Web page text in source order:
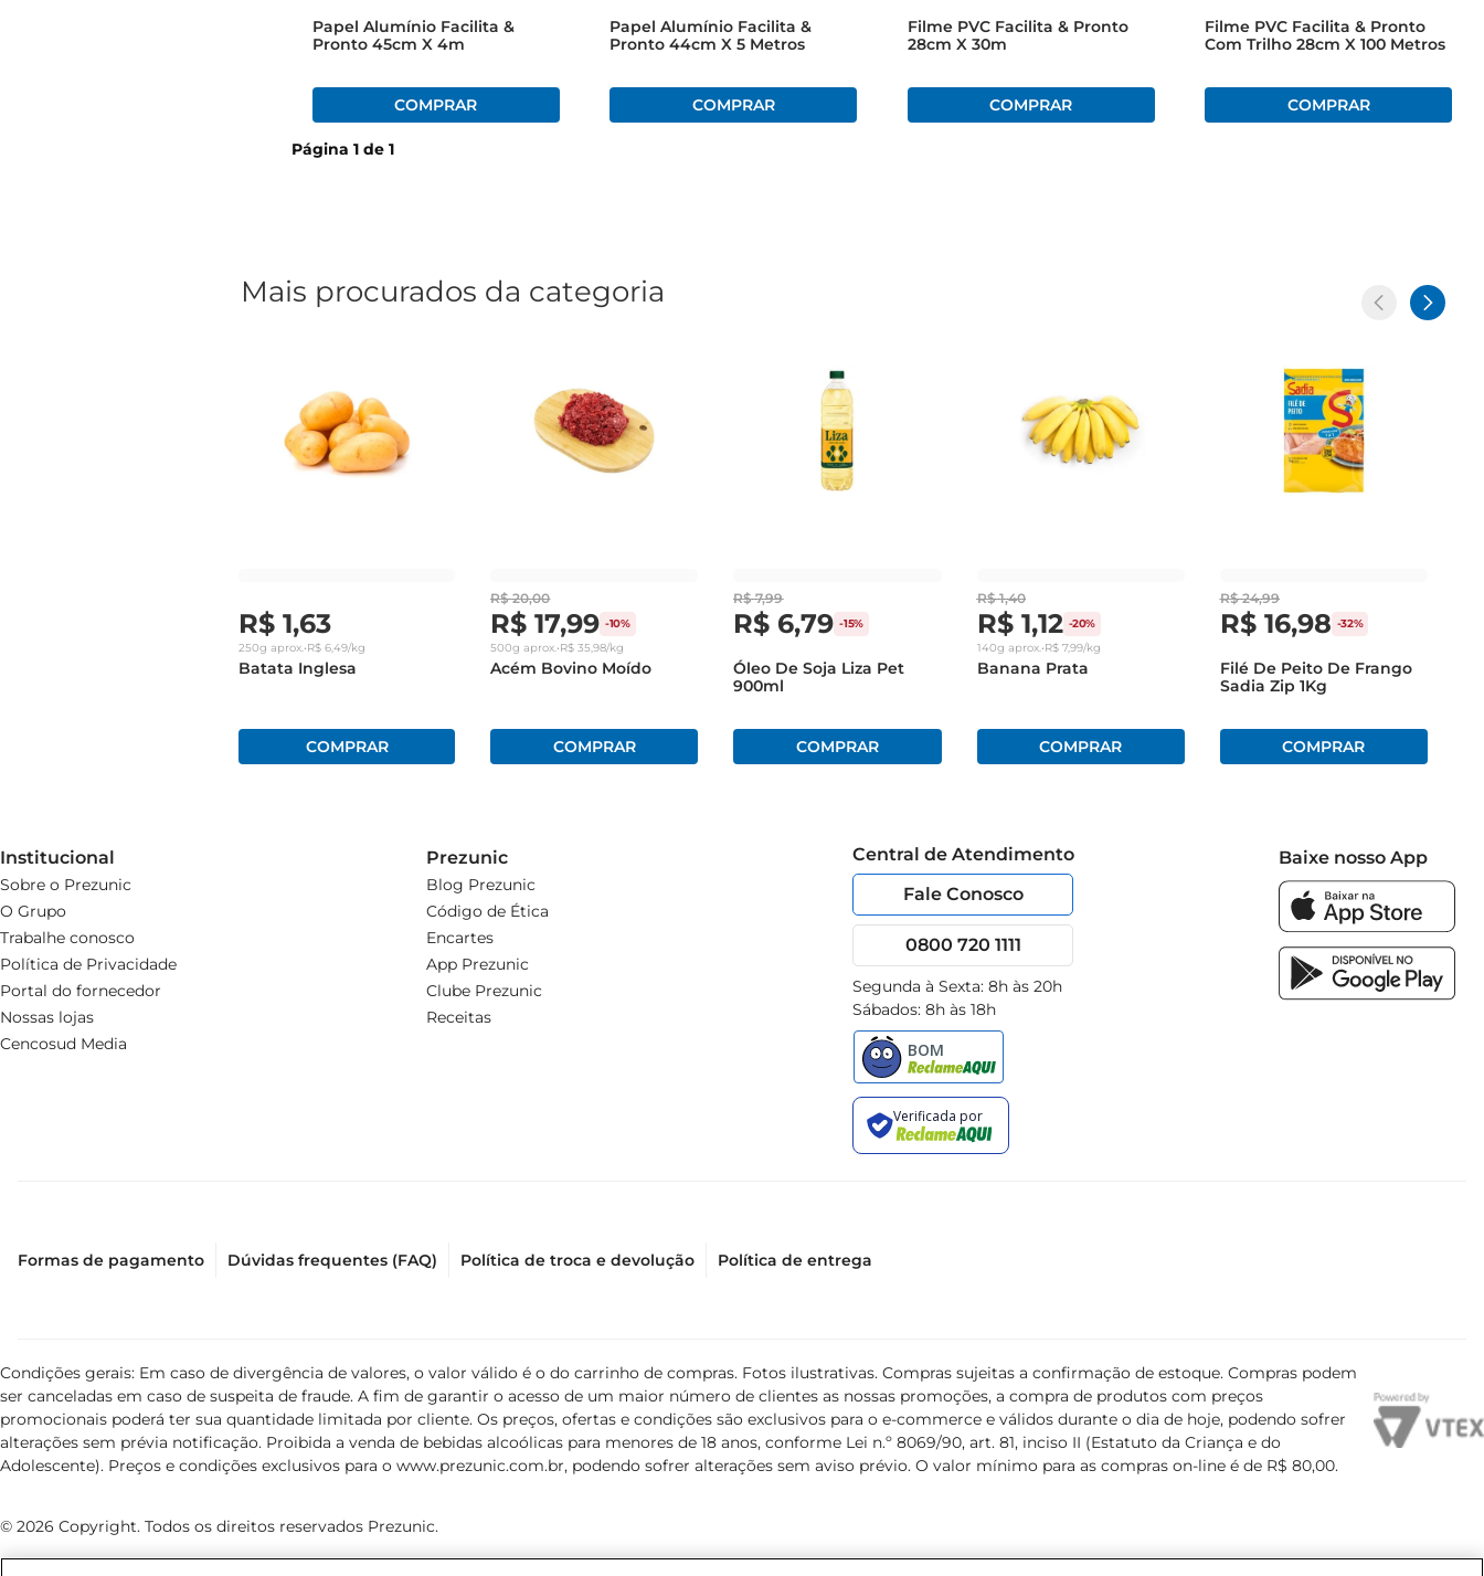
Papel Alumínio Facilita &
Pronto 45cm X 4m
Papel Alumínio Facilita &
Pronto 44cm X 5 Metros
Filme PVC Facilita & Pronto
28cm X 30m
Filme PVC Facilita & Pronto
Com Trilho 28cm X 100 Metros
Página 1 de 1
Mais procurados da categoria
R$ 1,63
250g aprox.•R$ 6,49/kg
Batata Inglesa
R$ 20,00
R$ 17,99 -10%
500g aprox.•R$ 35,98/kg
Acém Bovino Moído
R$ 7,99
R$ 6,79 -15%
Óleo De Soja Liza Pet
900ml
R$ 1,40
R$ 1,12 -20%
140g aprox.•R$ 7,99/kg
Banana Prata
R$ 24,99
R$ 16,98 -32%
Filé De Peito De Frango
Sadia Zip 1Kg
Institucional
Sobre o Prezunic
O Grupo
Trabalhe conosco
Política de Privacidade
Portal do fornecedor
Nossas lojas
Cencosud Media
Prezunic
Blog Prezunic
Código de Ética
Encartes
App Prezunic
Clube Prezunic
Receitas
Central de Atendimento
Fale Conosco
0800 720 1111
Segunda à Sexta: 8h às 20h
Sábados: 8h às 18h
Baixe nosso App
Formas de pagamento Dúvidas frequentes (FAQ) Política de troca e devolução Política de entrega
Condições gerais: Em caso de divergência de valores, o valor válido é o do carrinho de compras. Fotos ilustrativas. Compras sujeitas a confirmação de estoque. Compras podem
ser canceladas em caso de suspeita de fraude. A fim de garantir o acesso de um maior número de clientes as nossas promoções, a compra de produtos com preços
promocionais poderá ter sua quantidade limitada por cliente. Os preços, ofertas e condições são exclusivos para o e-commerce e válidos durante o dia de hoje, podendo sofrer
alterações sem prévia notificação. Proibida a venda de bebidas alcoólicas para menores de 18 anos, conforme Lei n.º 8069/90, art. 81, inciso II (Estatuto da Criança e do
Adolescente). Preços e condições exclusivos para o www.prezunic.com.br, podendo sofrer alterações sem aviso prévio. O valor mínimo para as compras on-line é de R$ 80,00.
© 2026 Copyright. Todos os direitos reservados Prezunic.